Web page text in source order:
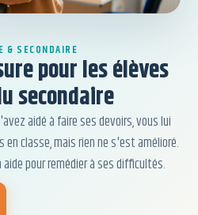
& SECONDAIRE
pour les élèves
secondaire
aidé à faire ses devoirs, vous lui
classe, mais rien ne s'est amélioré.
pour remédier à ses difficultés.